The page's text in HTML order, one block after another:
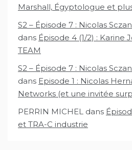
Marshall, Égyptologue et
S2 – Épisode 7 : Nicolas
dans Épisode 4 (1/2) : Karine
TEAM
S2 – Épisode 7 : Nicolas
dans Episode 1 : Nicolas
Networks (et une invitée
PERRIN MICHEL dans
et TRA-C industrie